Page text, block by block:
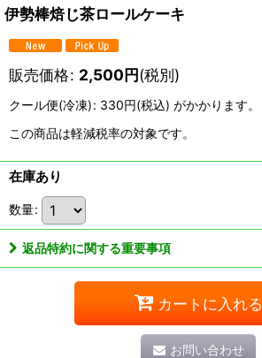
伊勢棒焙じ茶ロールケーキ
販売価格: 2,500円(税別)
クール便(冷凍): 330円(税込) がかかります。
この商品は軽減税率の対象です。
在庫あり
数量:
返品特約に関する重要事項
カートに入れる
お問い合わせ